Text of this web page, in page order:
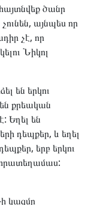
ծանր
այնպես որ
չէ, որ
Նիկոլ
են երկու
քրեական
Եղել են
դեպքեր, և եղել
երբ երկու
կազմը